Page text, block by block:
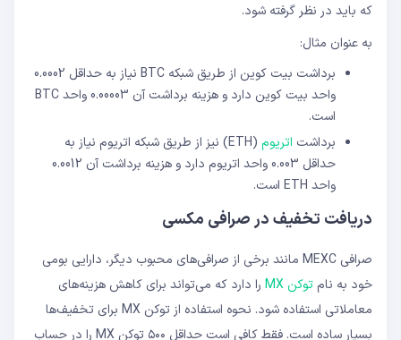
که باید در نظر گرفته شود.
به عنوان مثال:
برداشت بیت‌ کوین از طریق شبکه BTC نیاز به حداقل 0.0002
واحد بیت‌ کوین دارد و هزینه برداشت آن 0.00003 واحد BTC
است.
برداشت اتریوم
(ETH) نیز از طریق شبکه اتریوم نیاز به
حداقل 0.003 واحد اتریوم دارد و هزینه برداشت آن 0.0012
واحد ETH است.
دریافت تخفیف در صرافی مکسی
صرافی MEXC مانند برخی از صرافی‌های محبوب دیگر، دارایی بومی
خود به نام توکن MX
را دارد که می‌تواند برای کاهش هزینه‌های
معاملاتی استفاده شود. نحوه استفاده از توکن MX برای تخفیف‌ها
بسیار ساده است. فقط کافی است حداقل ۵۰۰ توکن MX را در حساب